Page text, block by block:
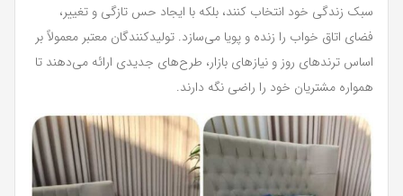
سبک زندگی خود انتخاب کنند، بلکه با ایجاد حس تازگی و تغییر،
فضای اتاق خواب را زنده و پویا می‌سازد. تولیدکنندگان معتبر معمولاً بر
اساس ترندهای روز و نیازهای بازار، طرح‌های جدیدی ارائه می‌دهند تا
همواره مشتریان خود را راضی نگه دارند.